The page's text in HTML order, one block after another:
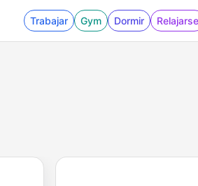
Trabajar Gym Dormir Relajarse